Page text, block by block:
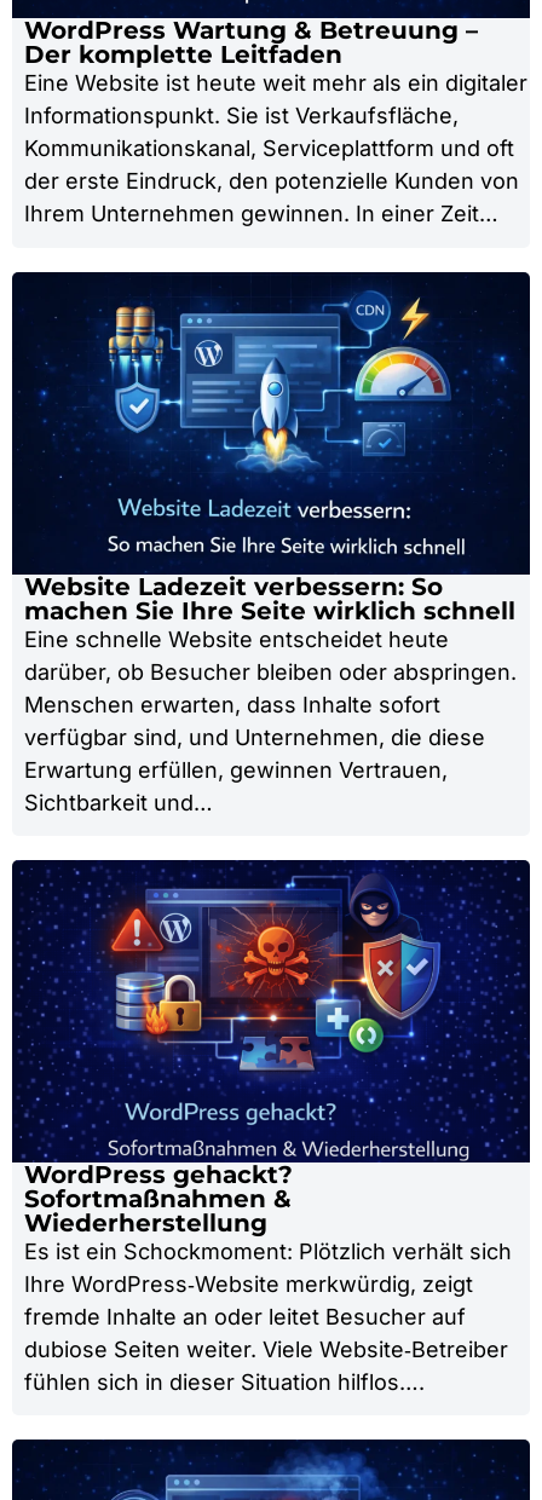
WordPress Wartung & Betreuung –
Der komplette Leitfaden
Eine Website ist heute weit mehr als ein digitaler
Informationspunkt. Sie ist Verkaufsfläche,
Kommunikationskanal, Serviceplattform und oft
der erste Eindruck, den potenzielle Kunden von
Ihrem Unternehmen gewinnen. In einer Zeit…
Website Ladezeit verbessern: So
machen Sie Ihre Seite wirklich schnell
Eine schnelle Website entscheidet heute
darüber, ob Besucher bleiben oder abspringen.
Menschen erwarten, dass Inhalte sofort
verfügbar sind, und Unternehmen, die diese
Erwartung erfüllen, gewinnen Vertrauen,
Sichtbarkeit und…
WordPress gehackt?
Sofortmaßnahmen &
Wiederherstellung
Es ist ein Schockmoment: Plötzlich verhält sich
Ihre WordPress‑Website merkwürdig, zeigt
fremde Inhalte an oder leitet Besucher auf
dubiose Seiten weiter. Viele Website‑Betreiber
fühlen sich in dieser Situation hilflos….